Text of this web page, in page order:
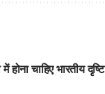
में होना चाहिए भारतीय